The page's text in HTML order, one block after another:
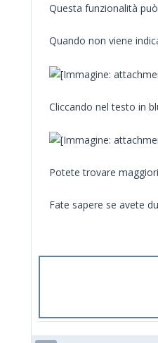
Questa funzionalità
Quando non viene
Cliccando nel testo in
Potete trovare
Fate sapere se avete